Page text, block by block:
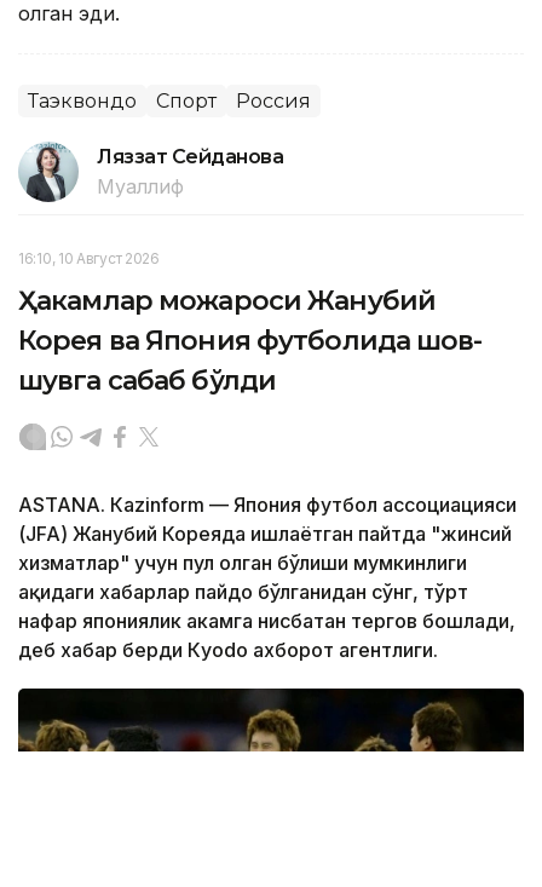
олган эди.
Таэквондо Спорт Россия
Ляззат Сейданова
Муаллиф
16:10, 10 Август 2026
Ҳакамлар можароси Жанубий
Корея ва Япония футболида шов-
шувга сабаб бўлди
ASTANА. Кazinform — Япония футбол ассоциацияси
(JFA) Жанубий Кореяда ишлаётган пайтда "жинсий
хизматлар" учун пул олган бўлиши мумкинлиги
ҳақидаги хабарлар пайдо бўлганидан сўнг, тўрт
нафар япониялик ҳакамга нисбатан тергов бошлади,
деб хабар берди Кyodo ахборот агентлиги.